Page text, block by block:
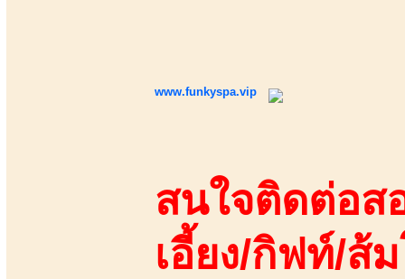
www.funkyspa.vip
สนใจติดต่อส
เอี้ยง/กิฟท์/ส้